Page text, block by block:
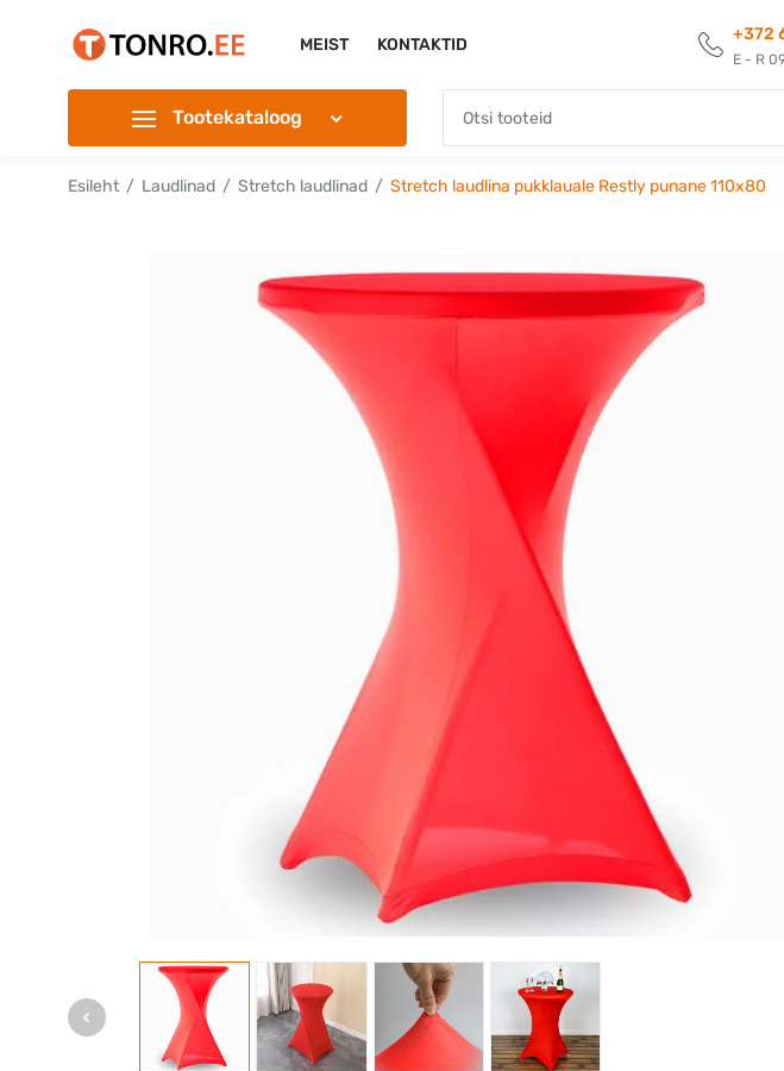
MEIST KONTAKTID
+372
E - R
Tootekataloog
Esileht Laudlinad Stretch laudlinad Stretch laudlina pukklauale Restly punane 110x80